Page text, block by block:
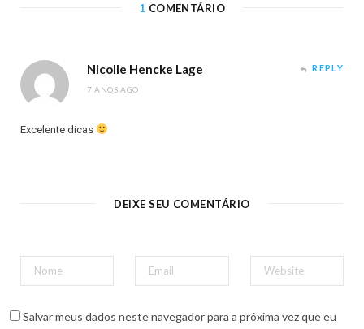
1 COMENTÁRIO
Nicolle Hencke Lage
7 ANOS AGO
REPLY
Excelente dicas
DEIXE SEU COMENTÁRIO
Salvar meus dados neste navegador para a próxima vez que eu